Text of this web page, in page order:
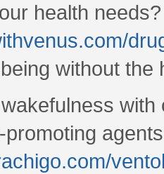
health
without the